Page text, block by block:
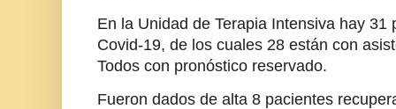
En la Unidad de Terapia Intensiva hay
Covid-19, de los cuales 28 están con
Todos con pronóstico reservado.
Fueron dados de alta 8 pacientes